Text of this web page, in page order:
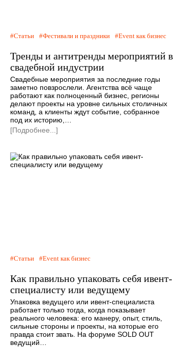
Статьи Фестивали и праздники Event как бизнес
Тренды и антитренды мероприятий в
свадебной индустрии
Свадебные мероприятия за последние годы
заметно повзрослели. Агентства всё чаще
работают как полноценный бизнес, регионы
делают проекты на уровне сильных столичных
команд, а клиенты ждут событие, собранное
под их историю,…
[Подробнее...]
Статьи Event как бизнес
Как правильно упаковать себя ивент-
специалисту или ведущему
Упаковка ведущего или ивент-специалиста
работает только тогда, когда показывает
реального человека: его манеру, опыт, стиль,
сильные стороны и проекты, на которые его
правда стоит звать. На форуме SOLD OUT
ведущий…